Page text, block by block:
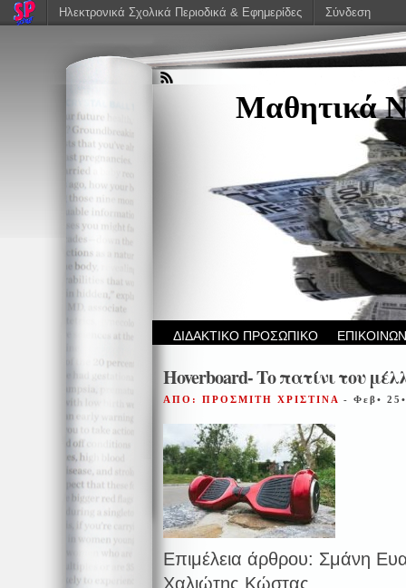
Μαθητικά
ΔΙΔΑΚΤΙΚΟ ΠΡΟΣΩΠΙΚΟ
Hoverboard- Το πατίνι του
ΑΠΟ: ΠΡΟΣΜΙΤΗ ΧΡΙΣΤΙΝΑ - Φεβ•
Επιμέλεια άρθρου: Σμάνη
Χαλιώτης Κώστας
Ηλεκτρονικά Σχολικά Περιοδικά & Εφημερίδες Σύνδεση